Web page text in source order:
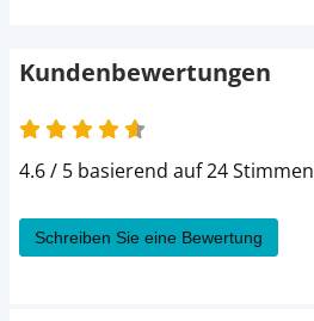
Kundenbewertungen
4.6 von 5
4.6 / 5 basierend auf 24 Stimmen
Schreiben Sie eine Bewertung